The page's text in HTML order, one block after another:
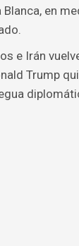
Blanca, en
e Irán
Trump